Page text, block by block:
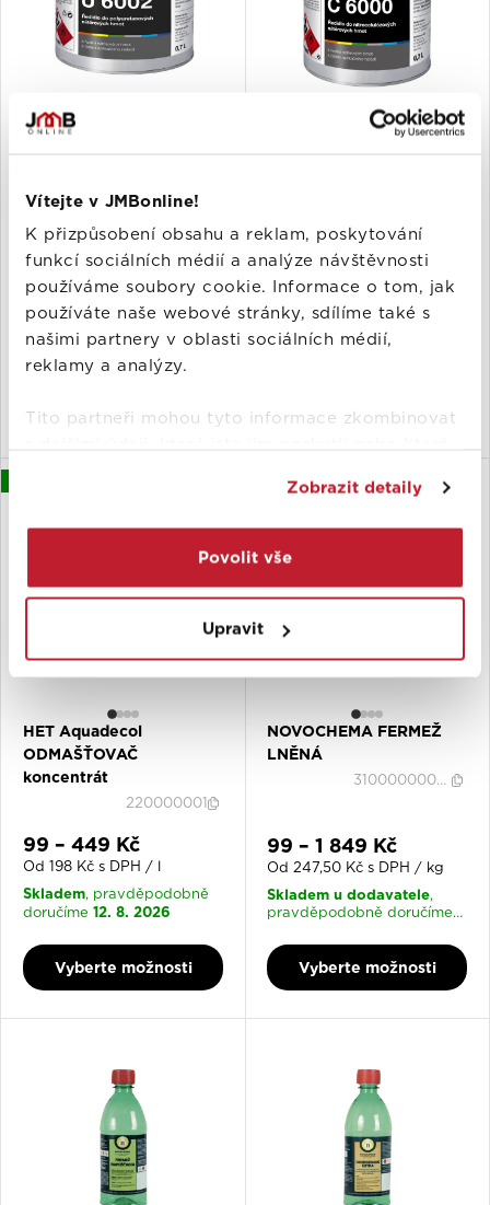
Vítejte v JMBonline!
K přizpůsobení obsahu a reklam, poskytování
funkcí sociálních médií a analýze návštěvnosti
používáme soubory cookie. Informace o tom, jak
používáte naše webové stránky, sdílíme také s
našimi partnery v oblasti sociálních médií,
reklamy a analýzy.
Tito partneři mohou tyto informace zkombinovat
Zobrazit detaily
Povolit vše
Upravit
polyuretanových a akryl-
440000006
Slevová cena
149 – 1 329 Kč
Od 212,86 Kč s DPH / l
Skladem
, pravděpodobně
doručíme
12. 8. 2026
440000021
Slevová cena
109 – 889 Kč
Od 155,71 Kč s DPH / l
Skladem, pravděpodobně
12. 8. 2026
HET Aquadecol
ODMAŠŤOVAČ
koncentrát
220000001
Slevová cena
99 – 449 Kč
Od 198 Kč s DPH / l
Skladem, pravděpodobně
doručíme 12. 8. 2026
Vyberte možnosti
NOVOCHEMA FERMEŽ
LNĚNÁ
3100000000040
Slevová cena
99 – 1 849 Kč
Od 247,50 Kč s DPH / kg
Skladem u dodavatele,
pravděpodobně doručíme
Vyberte možnosti